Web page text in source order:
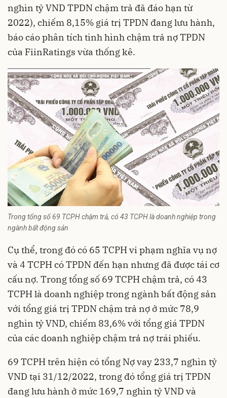
nghìn tỷ VND TPDN chậm trả đã đáo hạn từ
2022), chiếm 8,15% giá trị TPDN đang lưu hành,
báo cáo phân tích tình hình chậm trả nợ TPDN
của FiinRatings vừa thống kê.
Trong tổng số 69 TCPH chậm trả, có 43 TCPH là doanh nghiệp trong
ngành bất động sản
Cụ thể, trong đó có 65 TCPH vi phạm nghĩa vụ nợ
và 4 TCPH có TPDN đến hạn nhưng đã được tái cơ
cấu nợ. Trong tổng số 69 TCPH chậm trả, có 43
TCPH là doanh nghiệp trong ngành bất động sản
với tổng giá trị TPDN chậm trả nợ ở mức 78,9
nghìn tỷ VND, chiếm 83,6% với tổng giá TPDN
của các doanh nghiệp chậm trả nợ trái phiếu.
69 TCPH trên hiện có tổng Nợ vay 233,7 nghìn tỷ
VND tại 31/12/2022, trong đó tổng giá trị TPDN
đang lưu hành ở mức 169,7 nghìn tỷ VND và